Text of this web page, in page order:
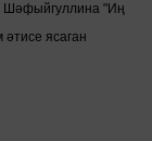
Шәфыйгуллина "Иң
ясаган